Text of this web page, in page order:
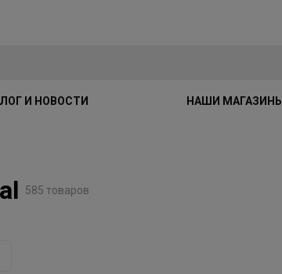
И НОВОСТИ НАШИ МАГАЗИНЫ
585 товаров